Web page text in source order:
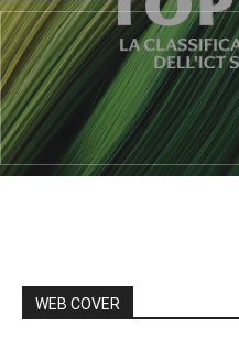
WEB COVER